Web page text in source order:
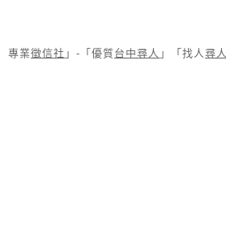
專業徵信社 」-「優質台中尋人 」「找人 尋人